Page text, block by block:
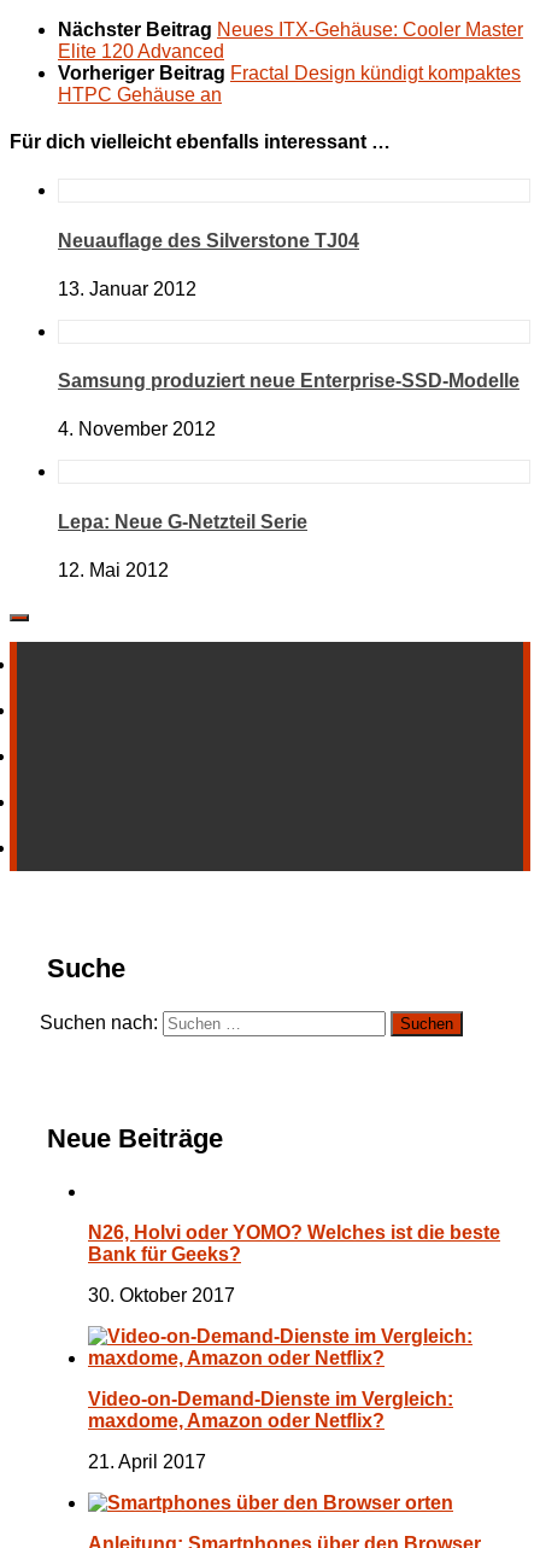
Nächster Beitrag Neues ITX-Gehäuse: Cooler Master
Elite 120 Advanced
Vorheriger Beitrag Fractal Design kündigt kompaktes
HTPC Gehäuse an
Für dich vielleicht ebenfalls interessant …
Neuauflage des Silverstone TJ04
13. Januar 2012
Samsung produziert neue Enterprise-SSD-Modelle
4. November 2012
Lepa: Neue G-Netzteil Serie
12. Mai 2012
Suche
Suchen nach:
Neue Beiträge
N26, Holvi oder YOMO? Welches ist die beste
Bank für Geeks?
30. Oktober 2017
Video-on-Demand-Dienste im Vergleich:
maxdome, Amazon oder Netflix?
21. April 2017
Anleitung: Smartphones über den Browser